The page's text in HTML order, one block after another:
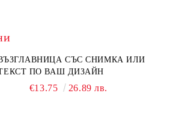
СЪС СНИМКА ИЛИ
ПО ВАШ ДИЗАЙН
€13.75 26.89 лв.